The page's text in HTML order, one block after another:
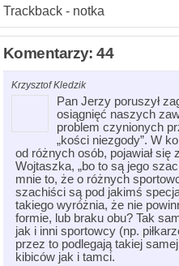
Trackback - notka
Komentarzy: 44
Krzysztof Kledzik
Pan Jerzy poruszył
osiągnięć naszych
problem czynionych
„kości niezgody”. W
od różnych osób, pojawiał się
Wojtaszka, „bo to są jego
mnie to, że o różnych
szachiści są pod jakimś
takiego wyróżnia, że nie
formie, lub braku obu? Tak
jak i inni sportowcy (np.
przez to podlegają takiej
kibiców jak i tamci.